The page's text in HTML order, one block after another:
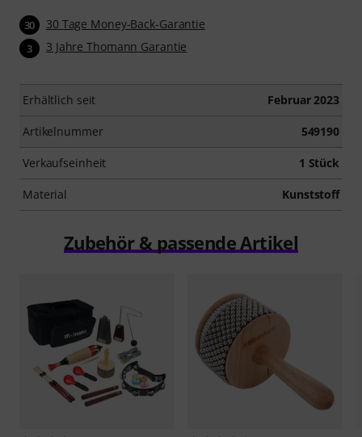
30 30 Tage Money-Back-Garantie
3 3 Jahre Thomann Garantie
Erhältlich seit Februar 2023
Artikelnummer 549190
Verkaufseinheit 1 Stück
Material Kunststoff
Zubehör & passende Artikel